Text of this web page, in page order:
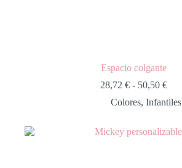
Espacio colgante
28,72 € - 50,50 €
Colores, Infantiles